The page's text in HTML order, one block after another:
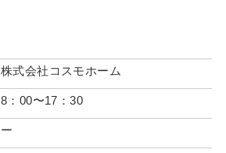
株式会社コスモホーム
8：00〜17：30
ー